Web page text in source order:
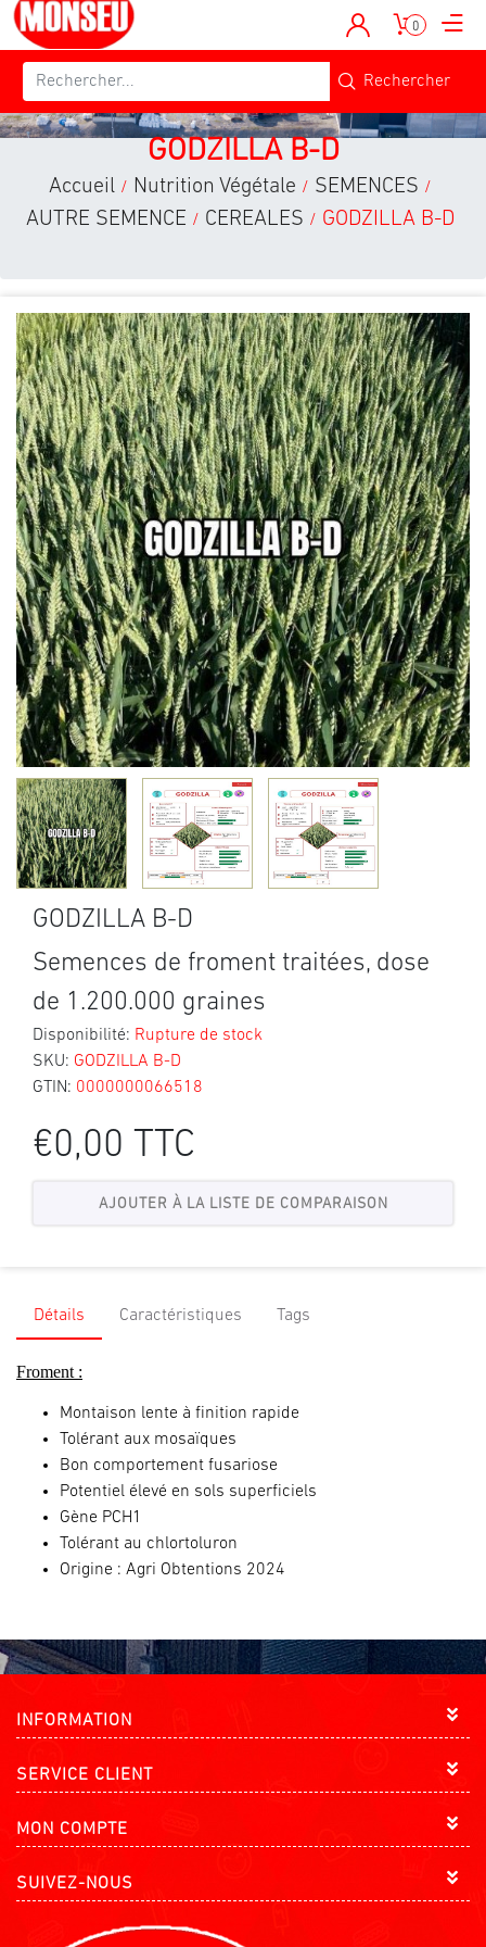
0
GODZILLA B-D
Accueil / Nutrition Végétale / SEMENCES /
AUTRE SEMENCE / CEREALES / GODZILLA B-D
GODZILLA B-D
Semences de froment traitées, dose
de 1.200.000 graines
Disponibilité: Rupture de stock
SKU: GODZILLA B-D
GTIN: 0000000066518
€0,00 TTC
Détails Caractéristiques Tags
Froment :
Montaison lente à finition rapide
Tolérant aux mosaïques
Bon comportement fusariose
Potentiel élevé en sols superficiels
Gène PCH1
Tolérant au chlortoluron
Origine : Agri Obtentions 2024
INFORMATION
SERVICE CLIENT
MON COMPTE
SUIVEZ-NOUS